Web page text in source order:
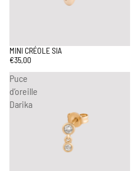
MINI CRÉOLE SIA
€35,00
Puce
d’oreille
Darika